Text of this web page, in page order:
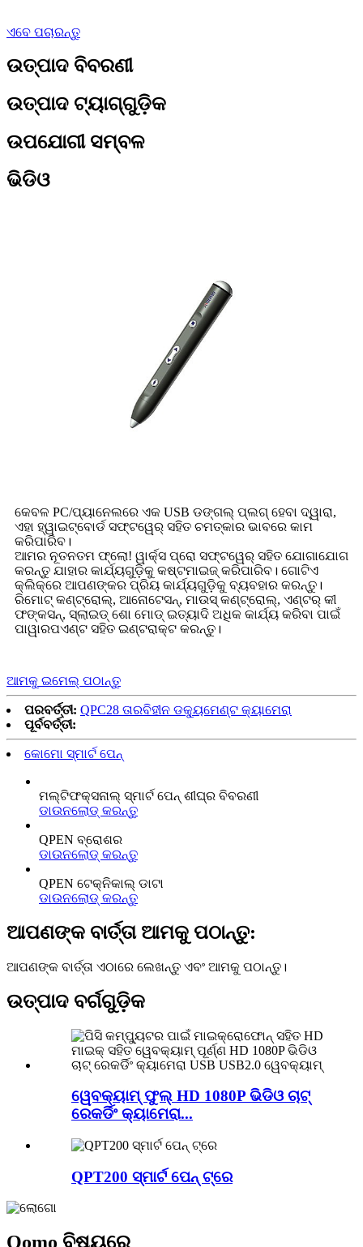
ଏବେ ପଚାରନ୍ତୁ
ଉତ୍ପାଦ ବିବରଣୀ
ଉତ୍ପାଦ ଟ୍ୟାଗ୍‌ଗୁଡ଼ିକ
ଉପଯୋଗୀ ସମ୍ବଳ
ଭିଡିଓ
କେବଳ PC/ପ୍ୟାନେଲରେ ଏକ USB ଡଙ୍ଗଲ୍ ପ୍ଲଗ୍ ହେବା ଦ୍ୱାରା,
ଏହା ହ୍ୱାଇଟ୍ବୋର୍ଡ ସଫ୍ଟୱେର୍ ସହିତ ଚମତ୍କାର ଭାବରେ କାମ
କରିପାରିବ।
ଆମର ନୂତନତମ ଫ୍ଲୋ! ୱାର୍କ୍ସ ପ୍ରୋ ସଫ୍ଟୱେର୍ ସହିତ ଯୋଗାଯୋଗ
କରନ୍ତୁ ଯାହାର କାର୍ଯ୍ୟଗୁଡ଼ିକୁ କଷ୍ଟମାଇଜ୍ କରିପାରିବ। ଗୋଟିଏ
କ୍ଲିକ୍‌ରେ ଆପଣଙ୍କର ପ୍ରିୟ କାର୍ଯ୍ୟଗୁଡ଼ିକୁ ବ୍ୟବହାର କରନ୍ତୁ।
ରିମୋଟ୍ କଣ୍ଟ୍ରୋଲ୍, ଆନୋଟେସନ୍, ମାଉସ୍ କଣ୍ଟ୍ରୋଲ୍, ଏଣ୍ଟର୍ କୀ
ଫଙ୍କସନ୍, ସ୍ଲାଇଡ୍ ଶୋ ମୋଡ୍ ଇତ୍ୟାଦି ଅଧିକ କାର୍ଯ୍ୟ କରିବା ପାଇଁ
ପାୱାରପଏଣ୍ଟ ସହିତ ଇଣ୍ଟରାକ୍ଟ କରନ୍ତୁ।
ଆମକୁ ଇମେଲ୍ ପଠାନ୍ତୁ
ପରବର୍ତ୍ତୀ: QPC28 ତାରବିହୀନ ଡକ୍ୟୁମେଣ୍ଟ କ୍ୟାମେରା
ପୂର୍ବବର୍ତ୍ତୀ:
କୋମୋ ସ୍ମାର୍ଟ ପେନ୍
ମଲ୍ଟିଫକ୍ସନାଲ୍ ସ୍ମାର୍ଟ ପେନ୍ ଶୀଘ୍ର ବିବରଣୀ
ଡାଉନଲୋଡ୍‌ କରନ୍ତୁ
QPEN ବ୍ରୋଶର
ଡାଉନଲୋଡ୍‌ କରନ୍ତୁ
QPEN ଟେକ୍ନିକାଲ୍ ଡାଟା
ଡାଉନଲୋଡ୍‌ କରନ୍ତୁ
ଆପଣଙ୍କ ବାର୍ତ୍ତା ଆମକୁ ପଠାନ୍ତୁ:
ଆପଣଙ୍କ ବାର୍ତ୍ତା ଏଠାରେ ଲେଖନ୍ତୁ ଏବଂ ଆମକୁ ପଠାନ୍ତୁ।
ଉତ୍ପାଦ ବର୍ଗଗୁଡ଼ିକ
ୱେବକ୍ୟାମ୍ ଫୁଲ୍ HD 1080P ଭିଡିଓ ଚାଟ୍
ରେକର୍ଡିଂ କ୍ୟାମେରା...
QPT200 ସ୍ମାର୍ଟ ପେନ୍ ଟ୍ରେ
Qomo ବିଷୟରେ